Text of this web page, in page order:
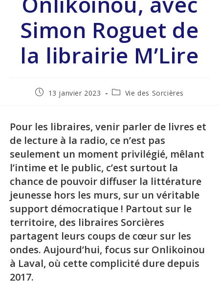
Simon Roguet de
la librairie M’Lire
13 janvier 2023 Vie des Sorcières
Pour les libraires, venir parler de livres et
de lecture à la radio, ce n’est pas
seulement un moment privilégié, mêlant
l’intime et le public, c’est surtout la
chance de pouvoir diffuser la littérature
jeunesse hors les murs, sur un véritable
support démocratique ! Partout sur le
territoire, des libraires Sorcières
partagent leurs coups de cœur sur les
ondes. Aujourd’hui, focus sur Onlikoinou
à Laval, où cette complicité dure depuis
2017.